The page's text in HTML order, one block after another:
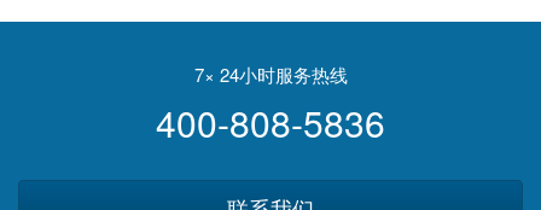
真是太有学问
7× 24小时服务热线
400-808-5836